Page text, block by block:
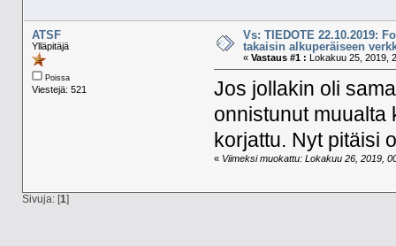
ATSF
Ylläpitäjä
Poissa
Viestejä: 521
Vs: TIEDOTE 22.10.2019:
takaisin alkuperäiseen
« Vastaus #1 : Lokakuu 25, 2019,
Jos jollakin oli
onnistunut muualta
korjattu. Nyt pitäisi
« Viimeksi muokattu: Lokakuu 26, 2019,
Sivuja: [1]